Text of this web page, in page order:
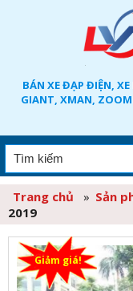
BÁN XE ĐẠP ĐIỆN, XE
GIANT, XMAN,
Trang chủ » Sản
2019
Giảm giá!